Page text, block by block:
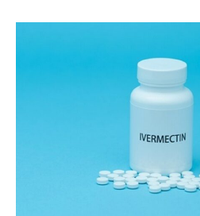
Gastroeneterologji
Gjinekologji/ Andrologji
Intervista